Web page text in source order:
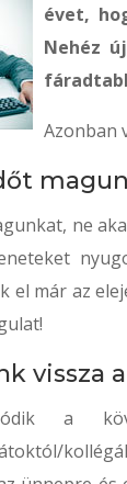
évet,
Nehéz
Azonban
ne
el már az
vissza
a